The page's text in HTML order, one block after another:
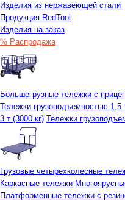
Изделия из нержавеющей стали
Продукция RedTool
Изделия на заказ
% Распродажа
Большегрузные тележки с
Тележки грузоподъемностью 1,5
3 т (3000 кг) Тележки
Грузовые четырехколесные
Каркасные тележки
Платформенные тележки с